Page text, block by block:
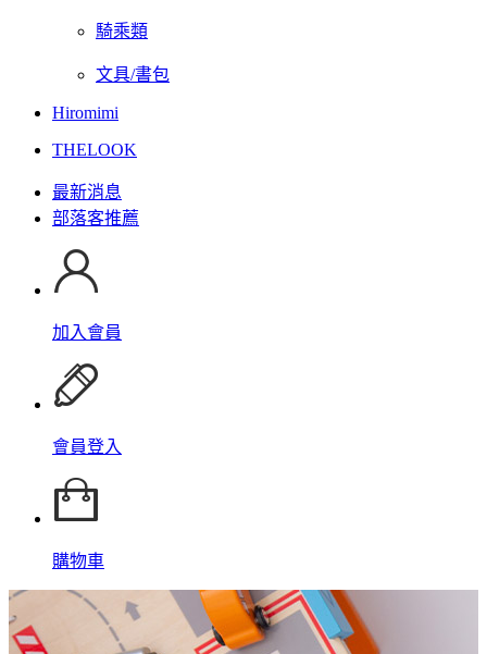
騎乘類
文具/書包
Hiromimi
THELOOK
最新消息
部落客推薦
加入會員
會員登入
購物車